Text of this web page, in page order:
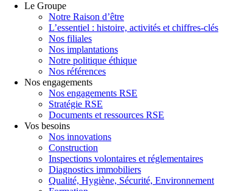
Le Groupe
Notre Raison d’être
L’essentiel : histoire, activités et chiffres-clés
Nos filiales
Nos implantations
Notre politique éthique
Nos références
Nos engagements
Nos engagements RSE
Stratégie RSE
Documents et ressources RSE
Vos besoins
Nos innovations
Construction
Inspections volontaires et réglementaires
Diagnostics immobiliers
Qualité, Hygiène, Sécurité, Environnement